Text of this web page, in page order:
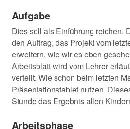
Aufgabe
Dies soll als Einführung reichen.
den Auftrag, das Projekt vom
erweitern, wie wir es eben
Arbeitsblatt wird vom Lehrer
verteilt. Wie schon beim letzten
Präsentationstablet nutzen.
Stunde das Ergebnis allen
Arbeitsphase